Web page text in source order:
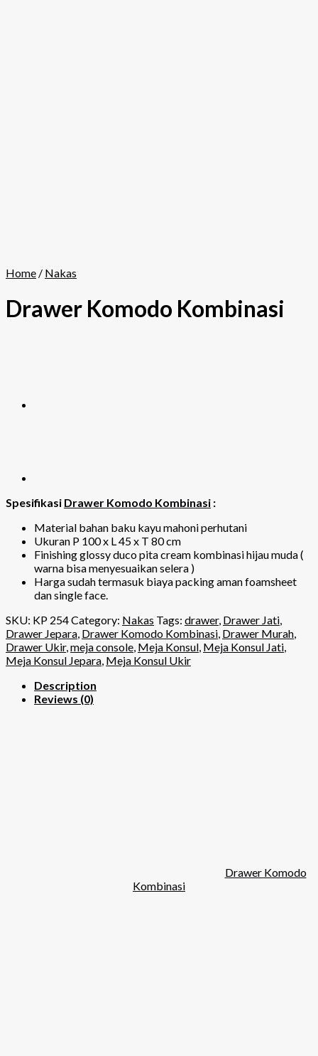
Home / Nakas
Drawer Komodo Kombinasi
Spesifikasi Drawer Komodo Kombinasi :
Material bahan baku kayu mahoni perhutani
Ukuran P 100 x L 45 x T 80 cm
Finishing glossy duco pita cream kombinasi hijau muda (
warna bisa menyesuaikan selera )
Harga sudah termasuk biaya packing aman foamsheet
dan single face.
SKU: KP 254Category: Nakas Tags: drawer, Drawer Jati,
Drawer Jepara, Drawer Komodo Kombinasi, Drawer Murah,
Drawer Ukir,meja console, Meja Konsul, Meja Konsul Jati,
Meja Konsul Jepara, Meja Konsul Ukir
Description
Reviews (0)
Drawer Komodo
Kombinasi